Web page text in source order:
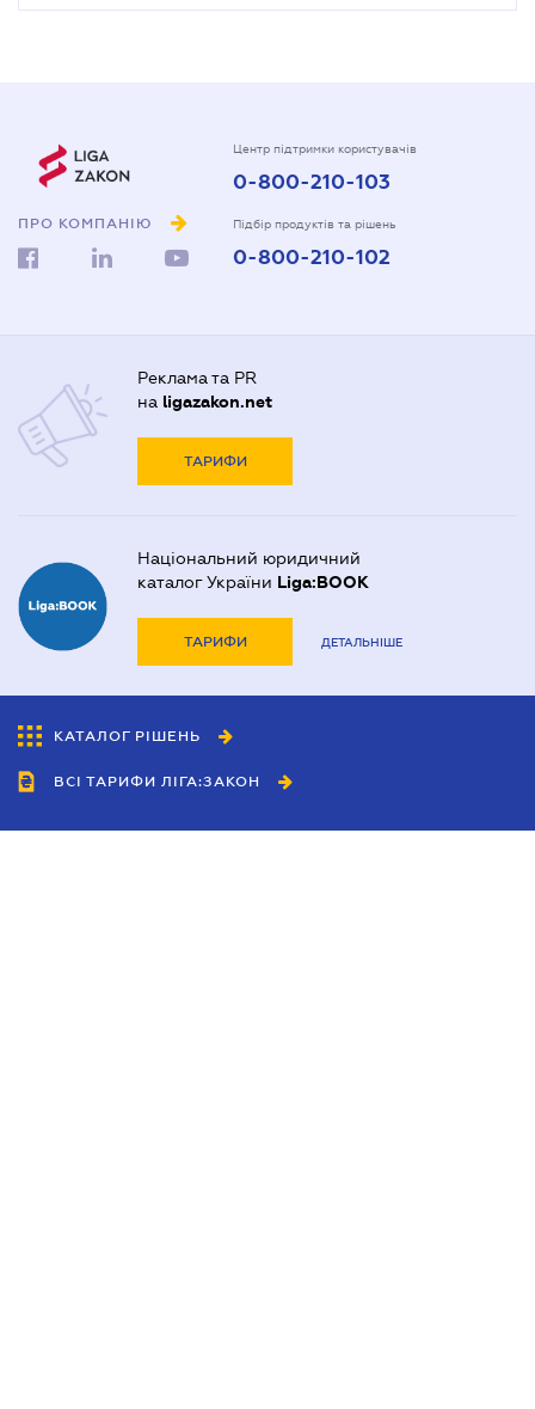
ПРО КОМПАНІЮ
Центр підтримки користувачів
0-800-210-103
Підбір продуктів та рішень
0-800-210-102
Реклама та PR
на ligazakon.net
ТАРИФИ
Національний юридичний
каталог України Liga:BOOK
ТАРИФИ ДЕТАЛЬНІШЕ
КАТАЛОГ РІШЕНЬ
ВСІ ТАРИФИ ЛІГА:ЗАКОН